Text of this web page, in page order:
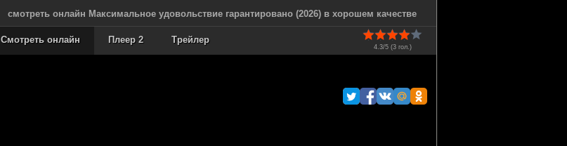
смотреть онлайн Максимальное удовольствие гарантировано (2026) в хорошем качестве
4.3/5 (3гол.)
Смотреть онлайн Плеер 2 Трейлер